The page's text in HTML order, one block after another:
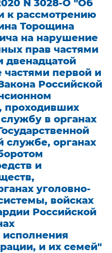
N 3028-О "Об
к рассмотрению
Торощина
на нарушение
прав частями
двенадцатой
частями первой и
Российской
проходивших
в органах
службе, органах
и
уголовно-
войсках
Российской
исполнения
и их семей"